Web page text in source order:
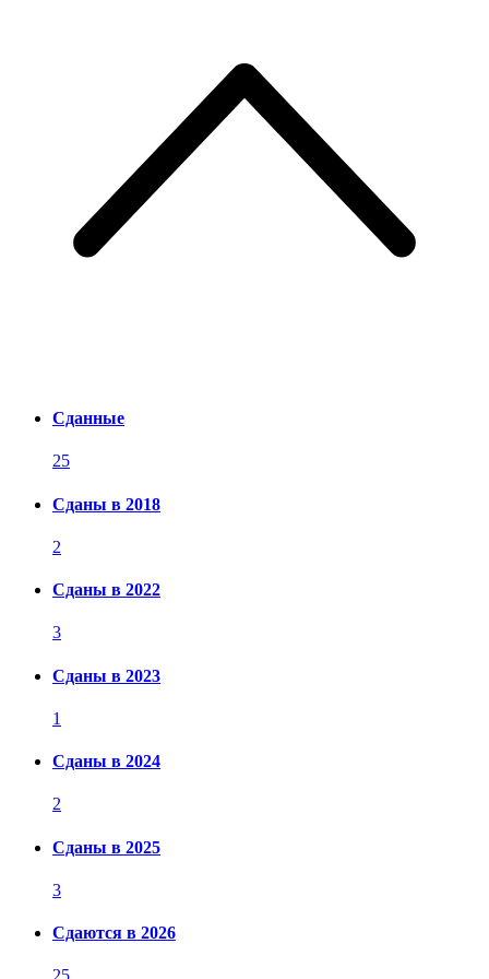
Сданные
25
Сданы в 2018
2
Сданы в 2022
3
Сданы в 2023
1
Сданы в 2024
2
Сданы в 2025
3
Сдаются в 2026